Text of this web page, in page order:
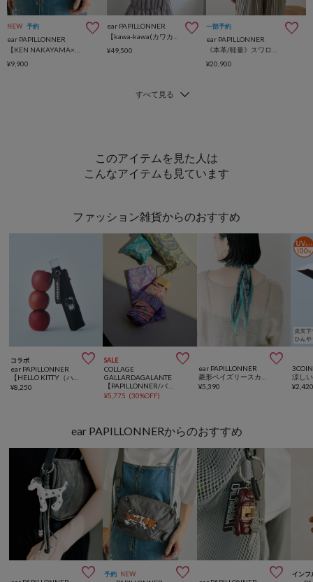
NEW 予約
ear PAPILLONNER
¥9,900
ear PAPILLONNER
¥49,500
一部予約
ear PAPILLONNER
¥20,900
このアイテムを見た人は
こんなアイテムも見ています
ファッション雑貨からのおすすめ
コラボ 
ear PAPILLONNER
¥8,250
SALE 
COLLAGE
GALLARDAGALANTE
¥5,775 (30%OFF)

ear PAPILLONNER
¥5,390
涼し
¥
ear PAPILLONNERからのおすすめ
 予約 NEW   インフ